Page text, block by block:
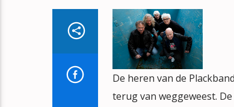
De heren van de
terug van weggeweest.